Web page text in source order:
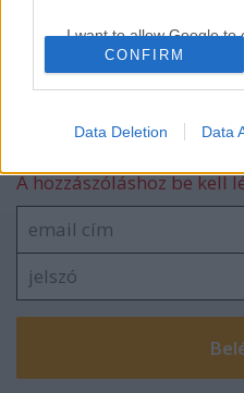
I want to allow Google to
related to functionality of
related to personalization.
I want to allow Google to
related to security,
user protection.
CONFIRM
Data Deletion Data
Szólj hozzá!
A hozzászóláshoz be kell